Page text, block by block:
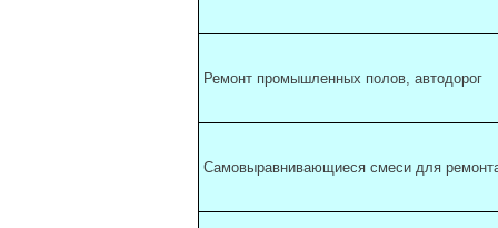
Ремонт промышленных полов, автодорог
Самовыравнивающиеся смеси для